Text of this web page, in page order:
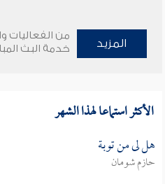
المزيد
من الفعاليات
خدمة البث
الأكثر استماعا لهذا الشهر
هل لى من توبة
حازم شومان